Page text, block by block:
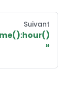
Suivant